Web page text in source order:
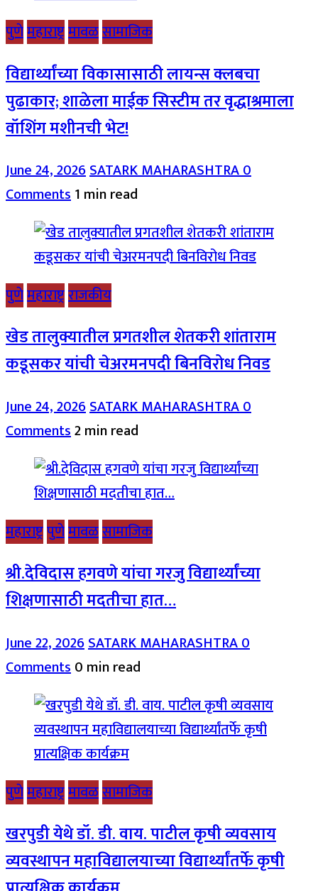
पुणेमहाराष्ट्रमावळसामाजिक
विद्यार्थ्यांच्या विकासासाठी लायन्स क्लबचा
पुढाकार; शाळेला माईक सिस्टीम तर वृद्धाश्रमाला
वॉशिंग मशीनची भेट!
June 24, 2026SATARK MAHARASHTRA0
Comments1 min read
पुणेमहाराष्ट्रराजकीय
खेड तालुक्यातील प्रगतशील शेतकरी शांताराम
कडूसकर यांची चेअरमनपदी बिनविरोध निवड
June 24, 2026SATARK MAHARASHTRA0
Comments2 min read
महाराष्ट्रपुणेमावळसामाजिक
श्री.देविदास हगवणे यांचा गरजु विद्यार्थ्यांच्या
शिक्षणासाठी मदतीचा हात…
June 22, 2026SATARK MAHARASHTRA0
Comments0 min read
पुणेमहाराष्ट्रमावळसामाजिक
खरपुडी येथे डॉ. डी. वाय. पाटील कृषी व्यवसाय
व्यवस्थापन महाविद्यालयाच्या विद्यार्थ्यांतर्फे कृषी